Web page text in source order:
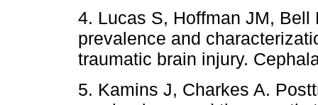
4. Lucas S, Hoffman JM,
prevalence and
traumatic brain injury.
5. Kamins J, Charkes A.